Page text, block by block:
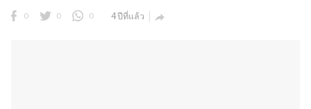
0 0 0 4 ปีที่แล้ว 